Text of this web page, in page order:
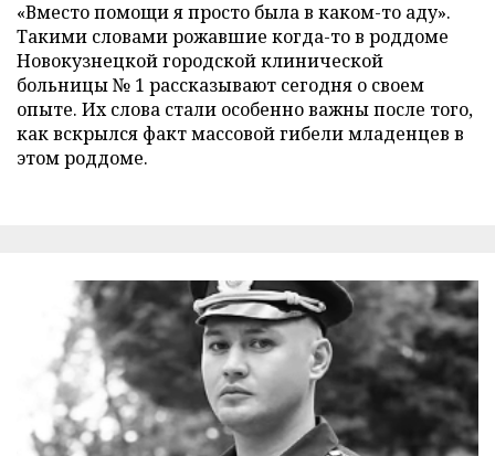
«Вместо помощи я просто была в каком-то аду».
Такими словами рожавшие когда-то в роддоме
Новокузнецкой городской клинической
больницы № 1 рассказывают сегодня о своем
опыте. Их слова стали особенно важны после того,
как вскрылся факт массовой гибели младенцев в
этом роддоме.